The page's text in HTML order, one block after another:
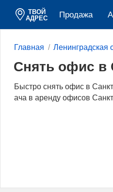
ТВОЙ
АДРЕС
Продажа
Главная Ленинградская
Снять офис в
Быстро снять офис в
ача в аренду офисов